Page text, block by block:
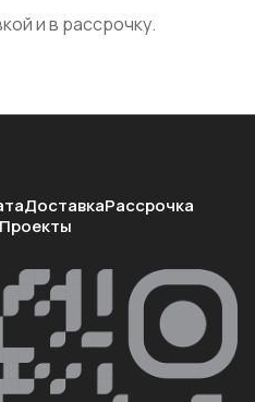
и в рассрочку.
ДоставкаРассрочка
Проекты